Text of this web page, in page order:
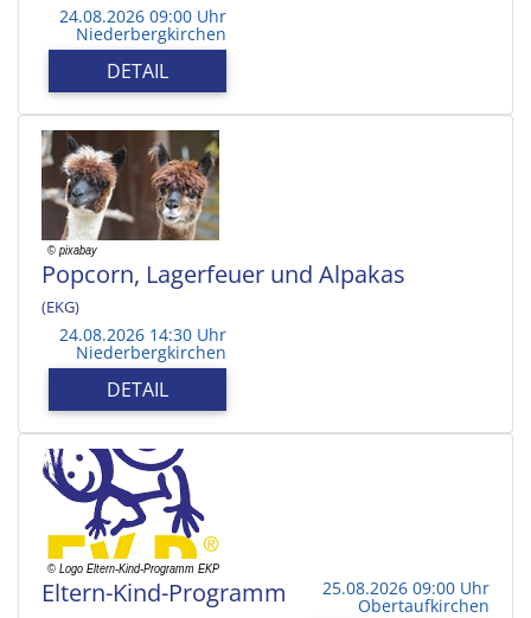
24.08.2026 09:00 Uhr
Niederbergkirchen
DETAIL
Popcorn, Lagerfeuer und Alpakas
(EKG)
24.08.2026 14:30 Uhr
Niederbergkirchen
DETAIL
Eltern-Kind-Programm 25.08.2026 09:00 Uhr
Obertaufkirchen